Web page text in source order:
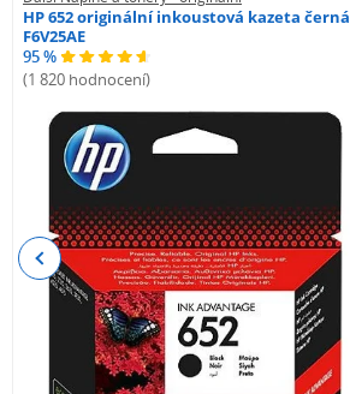
HP 652 originální inkoustová kazeta černá
F6V25AE
95 %
(1 820 hodnocení)
Previous